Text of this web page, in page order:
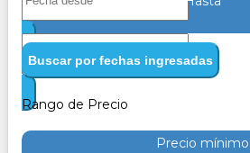
Buscar por fechas ingresadas
Rango de Precio
Precio mínimo